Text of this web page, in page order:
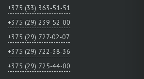
+375 (33) 363-51-51
+375 (29) 239-52-00
+375 (29) 727-02-07
+375 (29) 722-38-36
+375 (29) 725-44-00